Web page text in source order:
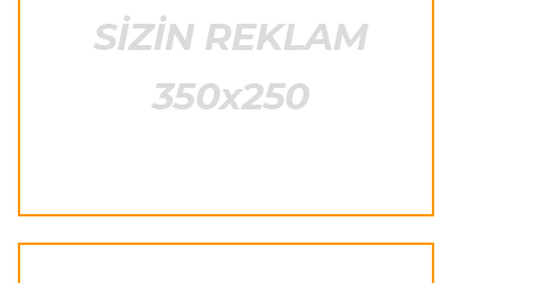
"Qalatasaray" Leaunun alternativini "Arsenal"da